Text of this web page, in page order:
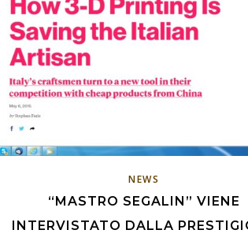
NEWS
“MASTRO SEGALIN” VIENE
INTERVISTATO DALLA